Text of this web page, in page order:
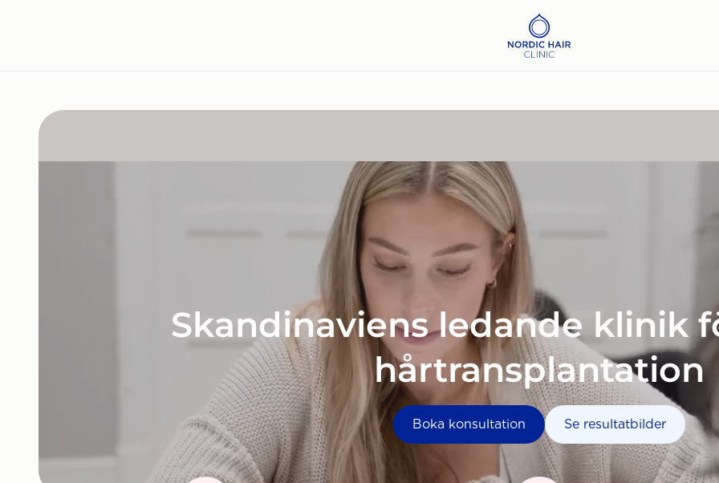
Skandinaviens ledande klinik
hårtransplantation
Boka konsultation Se resultatbilder